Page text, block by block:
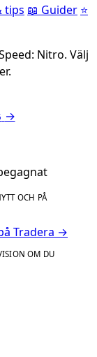
tips 📖 Guider ⭐
Nitro. Välj
→
OCH PÅ
Tradera →
OM DU